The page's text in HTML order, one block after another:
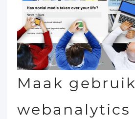
Maak
webanalytics